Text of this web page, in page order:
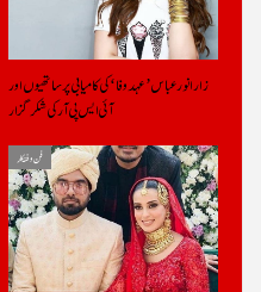
زارا نور عباس ’عہد وفا‘ کی کامیابی پر ساتھیوں اور
آئی ایس پی آر کی شکر گزار
فن و فنکار